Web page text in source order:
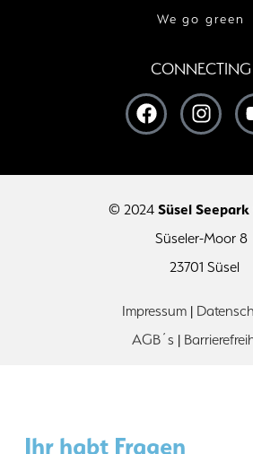
We go green
CONNECTING
© 2024 Süsel Seepark
Süseler-Moor 8
23701 Süsel
Impressum |
AGB´s |
Ihr habt Fragen